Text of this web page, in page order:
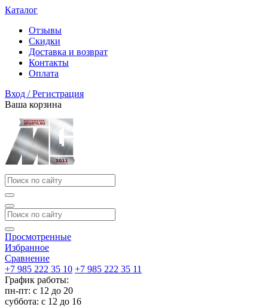
Каталог
Отзывы
Скидки
Доставка и возврат
Контакты
Оплата
Вход / Регистрация
Ваша корзина
Просмотренные
Избранное
Сравнение
+7 985 222 35 10 +7 985 222 35 11
График работы:
пн-пт: с 12 до 20
суббота: c 12 до 16